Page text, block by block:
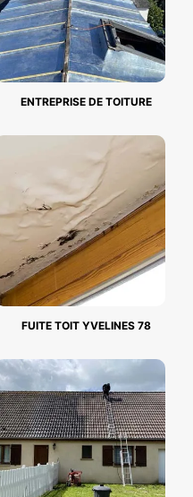
ENTREPRISE DE TOITURE
FUITE TOIT YVELINES 78